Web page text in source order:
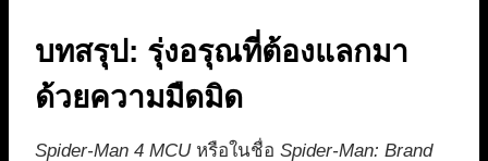
บทสรุป: รุ่งอรุณที่ต้องแลกมา
ด้วยความมืดมิด
Spider-Man 4 MCUหรือในชื่อ Spider-Man: Brand